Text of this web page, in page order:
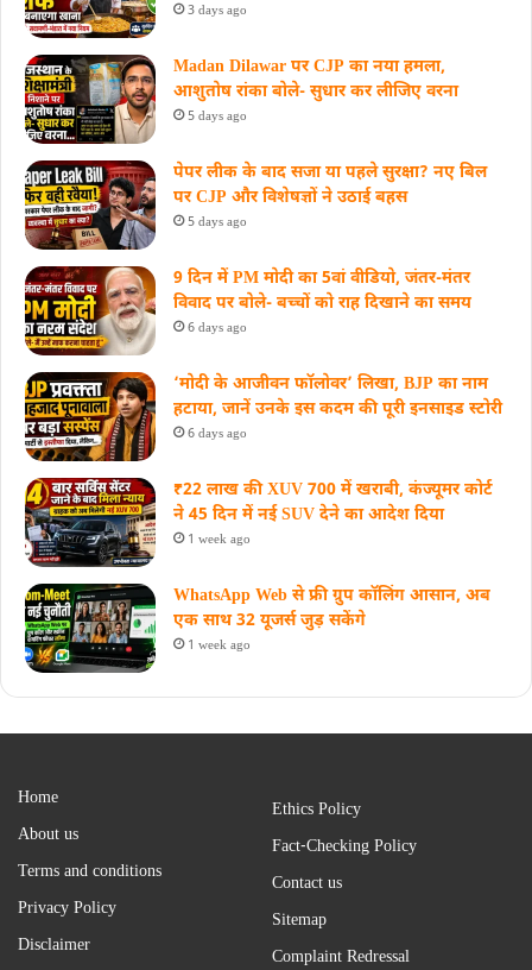
3 days ago
Madan Dilawar पर CJP का नया हमला,
आशुतोष रांका बोले- सुधार कर लीजिए वरना
5 days ago
पेपर लीक के बाद सजा या पहले सुरक्षा? नए बिल
पर CJP और विशेषज्ञों ने उठाई बहस
5 days ago
9 दिन में PM मोदी का 5वां वीडियो, जंतर-मंतर
विवाद पर बोले- बच्चों को राह दिखाने का समय
6 days ago
‘मोदी के आजीवन फॉलोवर’ लिखा, BJP का नाम
हटाया, जानें उनके इस कदम की पूरी इनसाइड स्‍टोरी
6 days ago
₹22 लाख की XUV 700 में खराबी, कंज्यूमर कोर्ट
ने 45 दिन में नई SUV देने का आदेश दिया
1 week ago
WhatsApp Web से फ्री ग्रुप कॉलिंग आसान, अब
एक साथ 32 यूजर्स जुड़ सकेंगे
1 week ago
Home
About us
Terms and conditions
Privacy Policy
Disclaimer
Ethics Policy
Fact-Checking Policy
Contact us
Sitemap
Complaint Redressal